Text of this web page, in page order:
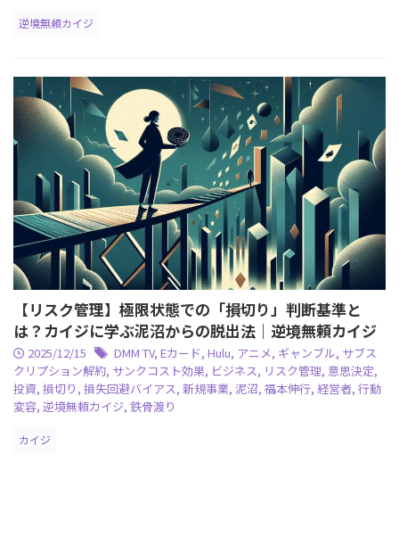
逆境無頼カイジ
【リスク管理】極限状態での「損切り」判断基準と
は？カイジに学ぶ泥沼からの脱出法｜逆境無頼カイジ
2025/12/15 DMM TV, Eカード, Hulu, アニメ, ギャンブル, サブス
クリプション解約, サンクコスト効果, ビジネス, リスク管理, 意思決定,
投資, 損切り , 損失回避バイアス, 新規事業, 泥沼, 福本伸行, 経営者, 行動
変容, 逆境無頼カイジ, 鉄骨渡り
カイジ